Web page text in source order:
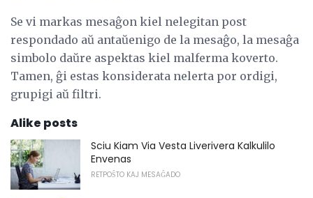
Se vi markas mesaĝon kiel nelegitan post
respondado aŭ antaŭenigo de la mesaĝo, la mesaĝa
simbolo daŭre aspektas kiel malferma koverto.
Tamen, ĝi estas konsiderata nelerta por ordigi,
grupigi aŭ filtri.
Alike posts
Sciu Kiam Via Vesta Liverivera Kalkulilo
Envenas
RETPOŜTO KAJ MESAĜADO